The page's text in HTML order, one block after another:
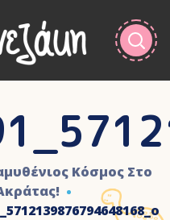
Κόσμος Στο